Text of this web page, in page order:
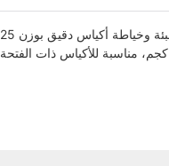
ماكينة تعبئة وخياطة أكياس دقيق بوزن 25
كجم/50 كجم، مناسبة للأكياس ذات الفتحة